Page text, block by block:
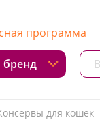
программа
бренд
для кошек